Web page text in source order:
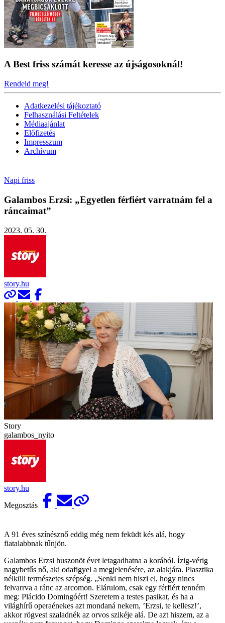
A Best friss számát keresse az újságosoknál!
Rendeld meg!
Adatkezelési tájékoztató
Felhasználási Feltételek
Médiaajánlat
Előfizetés
Impresszum
Archívum
Napi friss
Galambos Erzsi: „Egyetlen férfiért varratnám fel a
ráncaimat”
2023. 05. 30.
story.hu
Story
galambos_nyito
story.hu
Megosztás
A 91 éves színésznő eddig még nem feküdt kés alá, hogy
fiatalabbnak tűnjön.
Galambos Erzsi huszonöt évet letagadhatna a korából. Ízig-vérig
nagybetűs nő, aki odafigyel a megjelenésére, az alakjára. Plasztika
nélküli természetes szépség. „Senki nem hiszi el, hogy nincs
felvarrva a ránc az arcomon. Elárulom, csak egy férfiért tenném
meg: Plácido Domingóért! Szeretem a testes pasikat, és ha a
világhírű operaénekes azt mondaná nekem, ’Erzsi, te kellesz!’,
akkor rögvest szaladnék az orvos szikéje alá. De azt hiszem, az a